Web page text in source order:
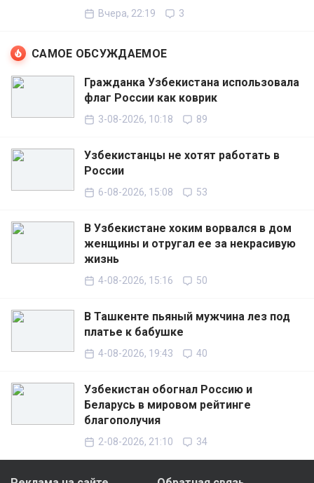
Вчера, 22:19 3
САМОЕ ОБСУЖДАЕМОЕ
Гражданка Узбекистана использовала
флаг России как коврик
3-08-2026, 10:18 89
Узбекистанцы не хотят работать в
России
6-08-2026, 15:08 53
В Узбекистане хоким ворвался в дом
женщины и отругал ее за некрасивую
жизнь
4-08-2026, 15:16 50
В Ташкенте пьяный мужчина лез под
платье к бабушке
4-08-2026, 19:43 40
Узбекистан обогнал Россию и
Беларусь в мировом рейтинге
благополучия
2-08-2026, 21:10 34